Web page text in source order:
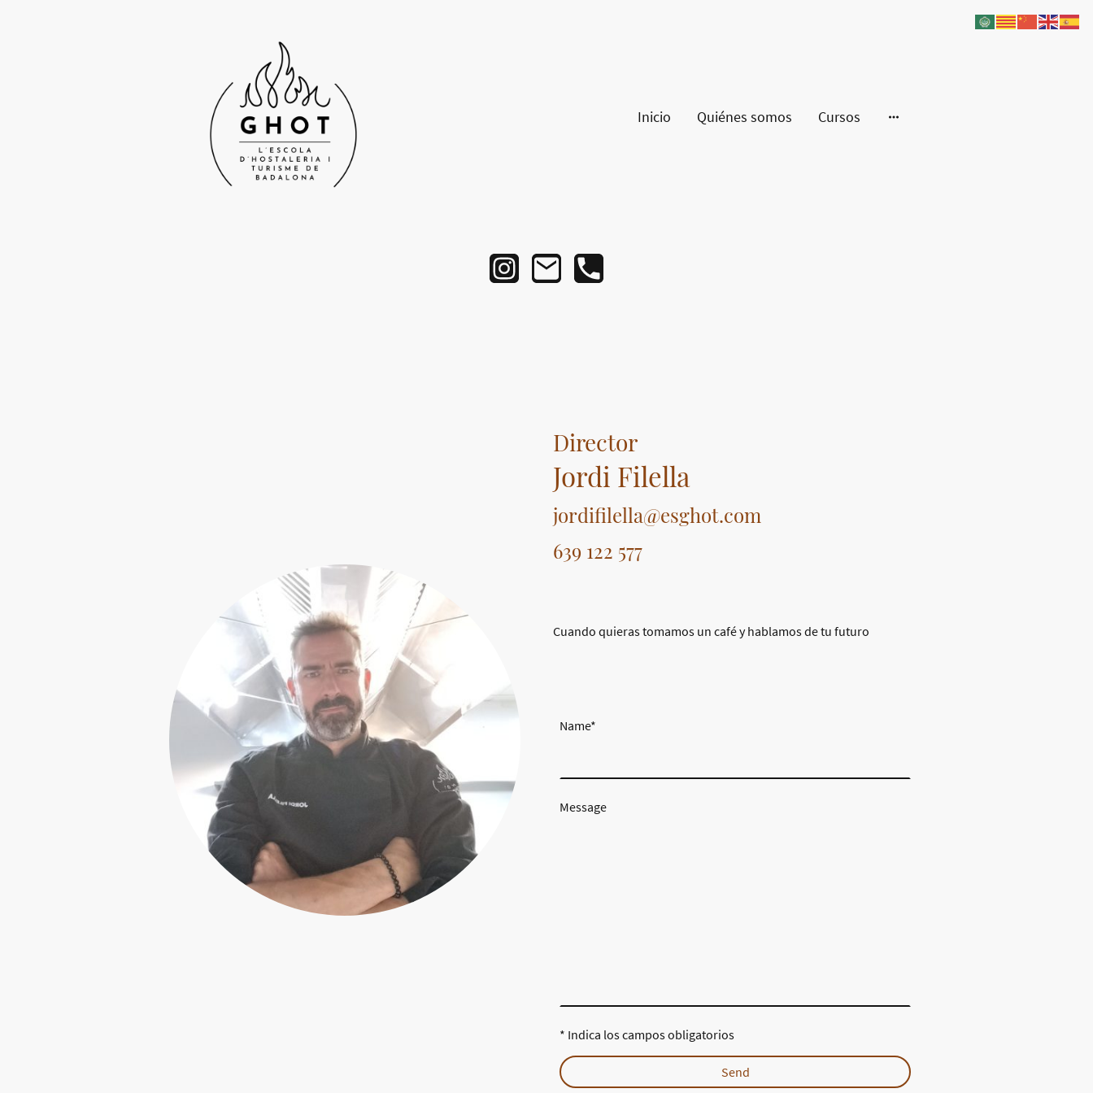
Inicio Quiénes somos Cursos
Director
Jordi Filella
jordifilella@esghot.com
639 122 577
Cuando quieras tomamos un café y hablamos de tu futuro
Name*
Message
* Indica los campos obligatorios
Send